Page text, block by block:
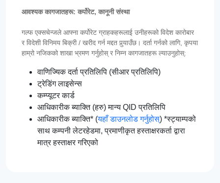
आवश्यक कागजातहरू: कर्पोरेट, कानूनी संस्था
गल्फ एक्सचेन्जले आफ्ना कर्पोरेट ग्राहकहरूलाई उनीहरूको विदेश कारोबार
र विदेशी विनिमय बिक्री / खरीद गर्न मद्दत पुर्‍याउँछ। दर्ता गर्नको लागि, कृपया
हाम्रो नजिकको शाखा भ्रमण गर्नुहोस् र निम्न कागजातहरू ल्याउनुहोस्:
वाणिज्यिक दर्ता प्रतिलिपि (सीआर प्रतिलिपि)
ट्रेडिंग लाइसेन्स
कम्प्यूटर कार्ड
आधिकारीक ब्याक्ति (हरु) मान्य QID प्रतिलिपि
आधिकारीक ब्याक्ति* (यहाँ डाउनलोड गर्नुहोस्) *स्ट्याम्पको
साथ कम्पनी लेटरहेडमा, प्रमाणीकृत हस्ताक्षरकर्ता द्वारा
मात्र हस्ताक्षर गरिएको